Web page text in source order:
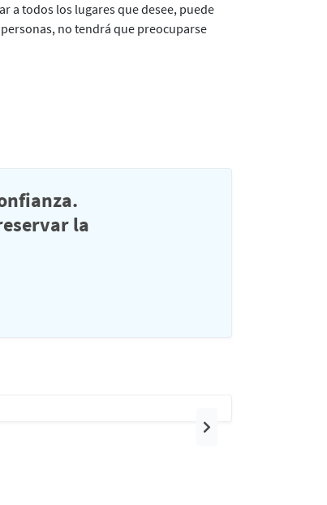
a todos los lugares que desee, puede
no tendrá que preocuparse
la
Siguiente